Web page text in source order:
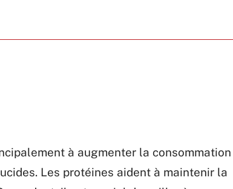
à augmenter la consommation
Les protéines aident à maintenir la